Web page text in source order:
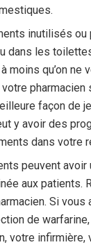
inutilisés ou
dans les
moins qu’on ne
pharmacien
façon de
y avoir des
dans votre
peuvent avoir
aux patients.
Si vous
de
votre infirmière,